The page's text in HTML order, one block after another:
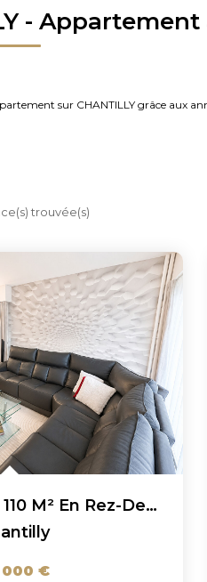
- Appartement
sur CHANTILLY grâce aux
trouvée(s)
Appartement De 110 M² En Rez-De-Chaussée Avec Jardinet Dans...
000 €